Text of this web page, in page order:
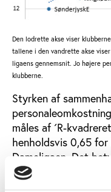
Den lodrette akse viser
tallene i den vandrette akse
ligaens gennemsnit. Jo højere
klubberne.
Styrken af
måles af ´R-
henholdsvis 0,65
Dameligaen. Det
forklare